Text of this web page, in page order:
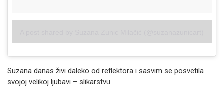
Suzana danas živi daleko od reflektora i sasvim se posvetila
svojoj velikoj ljubavi – slikarstvu.